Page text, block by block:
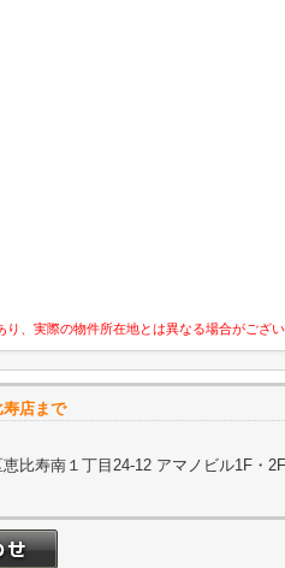
、実際の物件所在地とは異なる場合がござい
寿店まで
比寿南１丁目24-12 アマノビル1F・2F